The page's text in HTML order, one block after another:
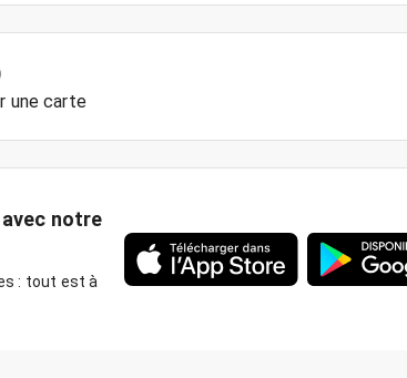
une carte
notre
: tout est à